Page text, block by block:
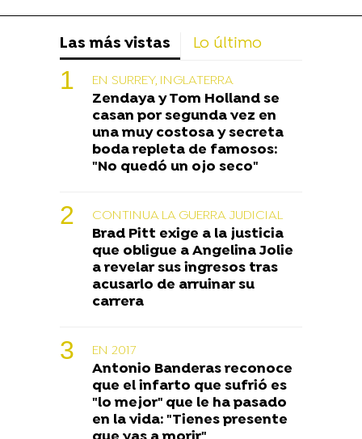
Las más vistas Lo último
EN SURREY, INGLATERRA
Zendaya y Tom Holland se
casan por segunda vez en
una muy costosa y secreta
boda repleta de famosos:
"No quedó un ojo seco"
CONTINUA LA GUERRA JUDICIAL
Brad Pitt exige a la justicia
que obligue a Angelina Jolie
a revelar sus ingresos tras
acusarlo de arruinar su
carrera
EN 2017
Antonio Banderas reconoce
que el infarto que sufrió es
"lo mejor" que le ha pasado
en la vida: "Tienes presente